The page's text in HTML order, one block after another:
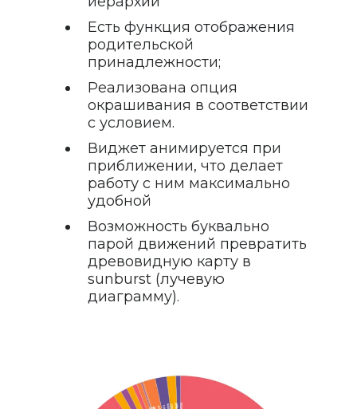
Есть функция отображения
родительской
принадлежности;
Реализована опция
окрашивания в соответствии
с условием.
Виджет анимируется при
приближении, что делает
работу с ним максимально
удобной
Возможность буквально
парой движений превратить
древовидную карту в
sunburst (лучевую
диаграмму).